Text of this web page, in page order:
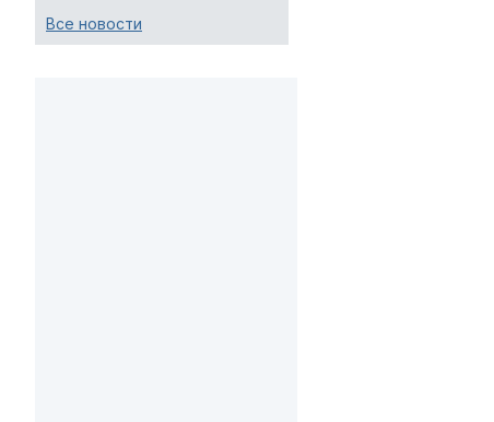
Все новости